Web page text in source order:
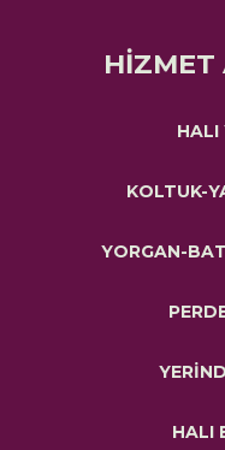
HİZMET
HALI
KOLTUK-
YORGAN-
HALI